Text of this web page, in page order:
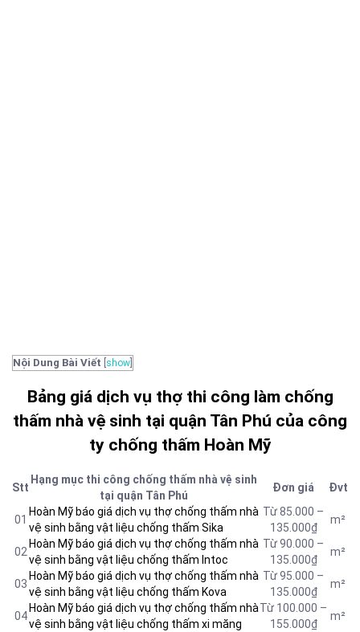
Nội Dung Bài Viết show
Bảng giá dịch vụ thợ thi công làm chống
thấm nhà vệ sinh tại quận Tân Phú của công
ty chống thấm Hoàn Mỹ
Stt
Hạng mục thi công chống thấm nhà vệ sinh
tại quận Tân Phú
Đơn giá Đvt
01
Hoàn Mỹ báo giá dịch vụ thợ chống thấm nhà
vệ sinh bằng vật liệu chống thấm Sika
Từ 85.000 –
135.000₫
m²
02
Hoàn Mỹ báo giá dịch vụ thợ chống thấm nhà
vệ sinh bằng vật liệu chống thấm Intoc
Từ 90.000 –
135.000₫
m²
03
Hoàn Mỹ báo giá dịch vụ thợ chống thấm nhà
vệ sinh bằng vật liệu chống thấm Kova
Từ 95.000 –
135.000₫
m²
04
Hoàn Mỹ báo giá dịch vụ thợ chống thấm nhà
vệ sinh bằng vật liệu chống thấm xi măng
Từ 100.000 –
155.000₫
m²